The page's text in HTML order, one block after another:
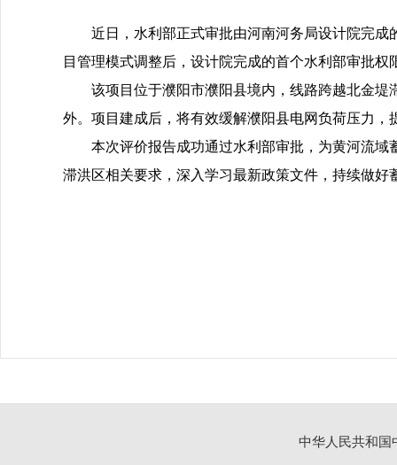
近日，水利部正式审批由河南河务局设计院完成
目管理模式调整后，设计院完成的首个水利部审批
该项目位于濮阳市濮阳县境内，线路跨越北金
外。项目建成后，将有效缓解濮阳县电网负荷压力，
本次评价报告成功通过水利部审批，为黄河流
滞洪区相关要求，深入学习最新政策文件，持续做
中华人民共和国